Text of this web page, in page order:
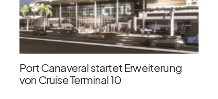
Port Canaveral startet Erweiterung
von Cruise Terminal 10